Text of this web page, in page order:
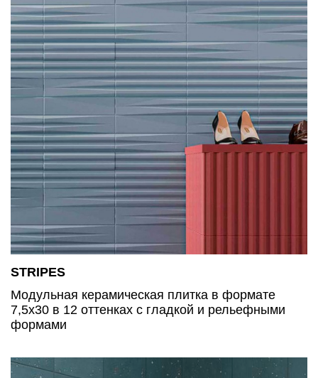
STRIPES
Модульная керамическая плитка в формате
7,5х30 в 12 оттенках с гладкой и рельефными
формами